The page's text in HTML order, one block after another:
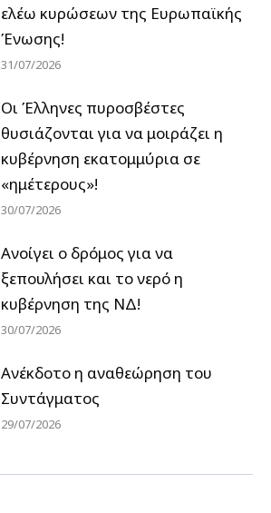
ελέω κυρώσεων της Ευρωπαϊκής
Ένωσης!
31/07/2026
Οι Έλληνες πυροσβέστες
θυσιάζονται για να μοιράζει η
κυβέρνηση εκατομμύρια σε
«ημέτερους»!
30/07/2026
Ανοίγει ο δρόμος για να
ξεπουλήσει και το νερό η
κυβέρνηση της ΝΔ!
30/07/2026
Ανέκδοτο η αναθεώρηση του
Συντάγματος
29/07/2026